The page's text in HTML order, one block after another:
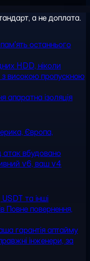
а не доплата.
останнього
HDD, ніколи
високою пропускною
апаратна ізоляція
Європа,
атак вбудовано
v6, ваш v4
та інші
Повне повернення,
гарантія аптайму
інженери, за